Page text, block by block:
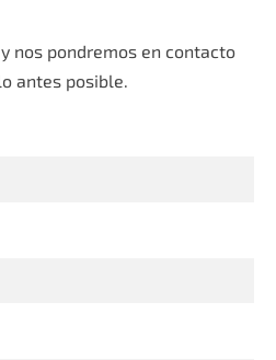
nos pondremos en contacto
antes posible.